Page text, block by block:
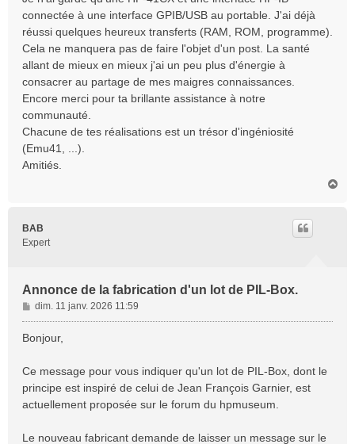
connectée à une interface GPIB/USB au portable. J'ai déjà
réussi quelques heureux transferts (RAM, ROM, programme).
Cela ne manquera pas de faire l'objet d'un post. La santé
allant de mieux en mieux j'ai un peu plus d'énergie à
consacrer au partage de mes maigres connaissances.
Encore merci pour ta brillante assistance à notre
communauté.
Chacune de tes réalisations est un trésor d'ingéniosité
(Emu41, ...).
Amitiés.
BAB
Expert
Annonce de la fabrication d'un lot de PIL-Box.
M
e
s
g
e
dim. 11 janv. 2026 11:59
Bonjour,
Ce message pour vous indiquer qu'un lot de PIL-Box, dont le
principe est inspiré de celui de Jean François Garnier, est
actuellement proposée sur le forum du hpmuseum.
Le nouveau fabricant demande de laisser un message sur le